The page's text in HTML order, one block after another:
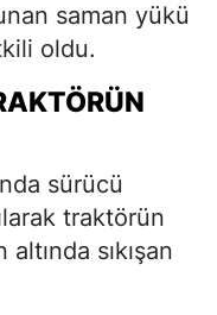
saman yükü
oldu.
sürücü
traktörün
sıkışan